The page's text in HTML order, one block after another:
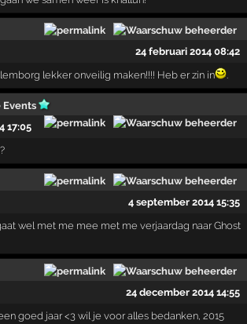
24 februari 2014 08:42
lekker onveilig maken!!!! Heb er zin in .
Events
17:05
4 september 2014 15:35
wel met me mee met me verjaardag naar Ghost
24 december 2014 14:55
goed jaar <3 wil je voor alles bedanken, 2015